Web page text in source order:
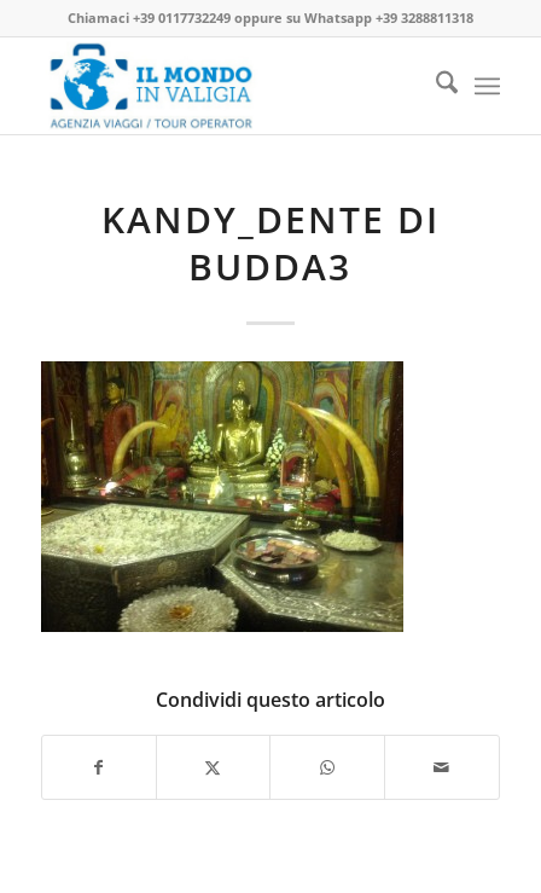
Chiamaci +39 0117732249oppure su Whatsapp +39 3288811318
KANDY_DENTE DI
BUDDA3
Condividi questo articolo